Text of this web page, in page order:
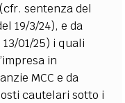
sentenza del
19/3/24), e da
01/25) i quali
in
MCC e da
cautelari sotto i